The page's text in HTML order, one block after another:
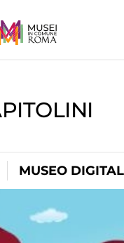
MUSEO